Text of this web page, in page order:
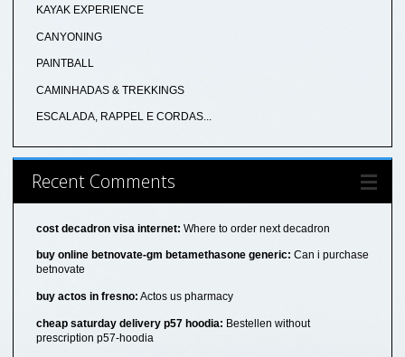
KAYAK EXPERIENCE
CANYONING
PAINTBALL
CAMINHADAS & TREKKINGS
ESCALADA, RAPPEL E CORDAS...
Recent Comments
cost decadron visa internet: Where to order next decadron
buy online betnovate-gm betamethasone generic: Can i purchase
betnovate
buy actos in fresno: Actos us pharmacy
cheap saturday delivery p57 hoodia: Bestellen without
prescription p57-hoodia